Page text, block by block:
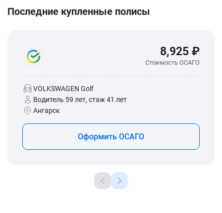
Последние купленные полисы
8,925 ₽
Стоимость ОСАГО
VOLKSWAGEN Golf
Водитель 59 лет, стаж 41 лет
Ангарск
Оформить ОСАГО